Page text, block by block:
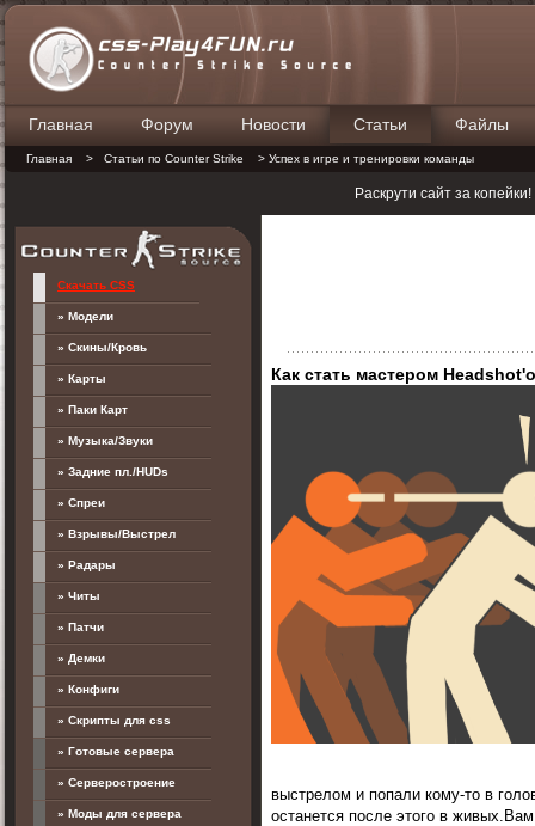
Главная Форум Новости Статьи Файлы
Главная > Статьи по Counter Strike > Успех в игре и тренировки команды
Раскрути сайт за
Как стать мастером
выстрелом и попали кому-то в
останется после этого в
Скачать CSS
» Модели
» Скины/Кровь
» Карты
» Паки Карт
» Музыка/Звуки
» Задние пл./HUDs
» Спреи
» Взрывы/Выстрел
» Радары
» Читы
» Патчи
» Демки
» Конфиги
» Скрипты для css
» Готовые сервера
» Серверостроение
» Моды для сервера